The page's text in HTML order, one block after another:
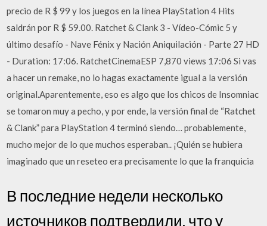
precio de R $ 99 y los juegos en la línea PlayStation 4 Hits
saldrán por R $ 59.00. Ratchet & Clank 3 - Vídeo-Cómic 5 y
último desafío - Nave Fénix y Nación Aniquilación - Parte 27 HD
- Duration: 17:06. RatchetCinemaESP 7,870 views 17:06 Si vas
a hacer un remake, no lo hagas exactamente igual a la versión
original.Aparentemente, eso es algo que los chicos de Insomniac
se tomaron muy a pecho, y por ende, la versión final de “Ratchet
& Clank” para PlayStation 4 terminó siendo… probablemente,
mucho mejor de lo que muchos esperaban.. ¡Quién se hubiera
imaginado que un reseteo era precisamente lo que la franquicia
В последние недели несколько
источников подтвердили, что у